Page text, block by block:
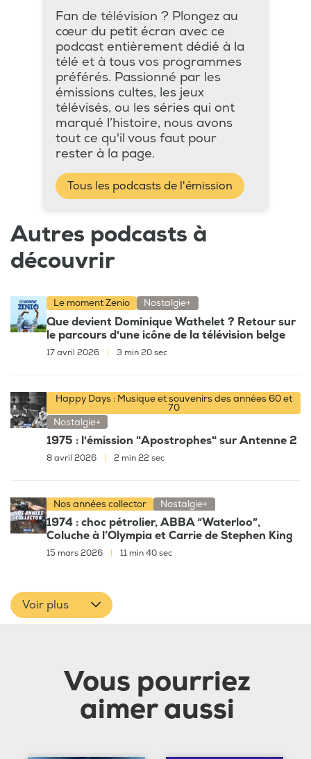
Fan de télévision ? Plongez au
cœur du petit écran avec ce
podcast entièrement dédié à la
télé et à tous vos programmes
préférés. Passionné par les
émissions cultes, les jeux
télévisés, ou les séries qui ont
marqué l’histoire, nous avons
tout ce qu'il vous faut pour
rester à la page.
Tous les podcasts de l'émission
Autres podcasts à
découvrir
Le moment Zenio Nostalgie+
Que devient Dominique Wathelet ? Retour sur
le parcours d'une icône de la télévision belge
17 avril 2026 3 min 20 sec
Happy Days : Musique et souvenirs des années 60 et
70
Nostalgie+
1975 : l'émission "Apostrophes" sur Antenne 2
8 avril 2026 | 2 min 22 sec
Nos années collector Nostalgie+
1974 : choc pétrolier, ABBA “Waterloo”,
Coluche à l’Olympia et Carrie de Stephen King
15 mars 2026 11 min 40 sec
Voir plus
Vous pourriez
aimer aussi